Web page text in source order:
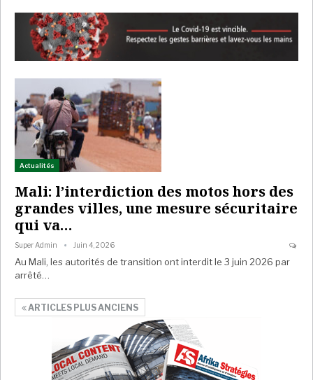
Actualités
Mali: l’interdiction des motos hors des
grandes villes, une mesure sécuritaire
qui va…
Super Admin Juin 4, 2026
Au Mali, les autorités de transition ont interdit le 3 juin 2026 par
arrêté…
ARTICLES PLUS ANCIENS